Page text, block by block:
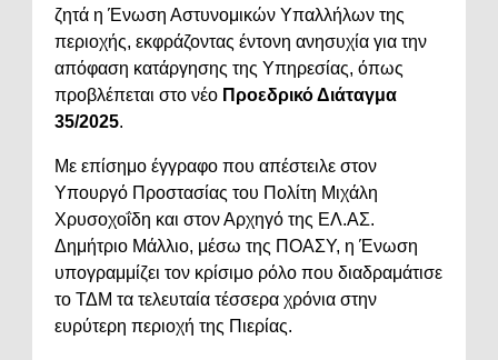
ζητά η Ένωση Αστυνομικών Υπαλλήλων της
περιοχής, εκφράζοντας έντονη ανησυχία για την
απόφαση κατάργησης της Υπηρεσίας, όπως
προβλέπεται στο νέο Προεδρικό Διάταγμα
35/2025.
Με επίσημο έγγραφο που απέστειλε στον
Υπουργό Προστασίας του Πολίτη Μιχάλη
Χρυσοχοΐδη και στον Αρχηγό της ΕΛ.ΑΣ.
Δημήτριο Μάλλιο, μέσω της ΠΟΑΣΥ, η Ένωση
υπογραμμίζει τον κρίσιμο ρόλο που διαδραμάτισε
το ΤΔΜ τα τελευταία τέσσερα χρόνια στην
ευρύτερη περιοχή της Πιερίας.